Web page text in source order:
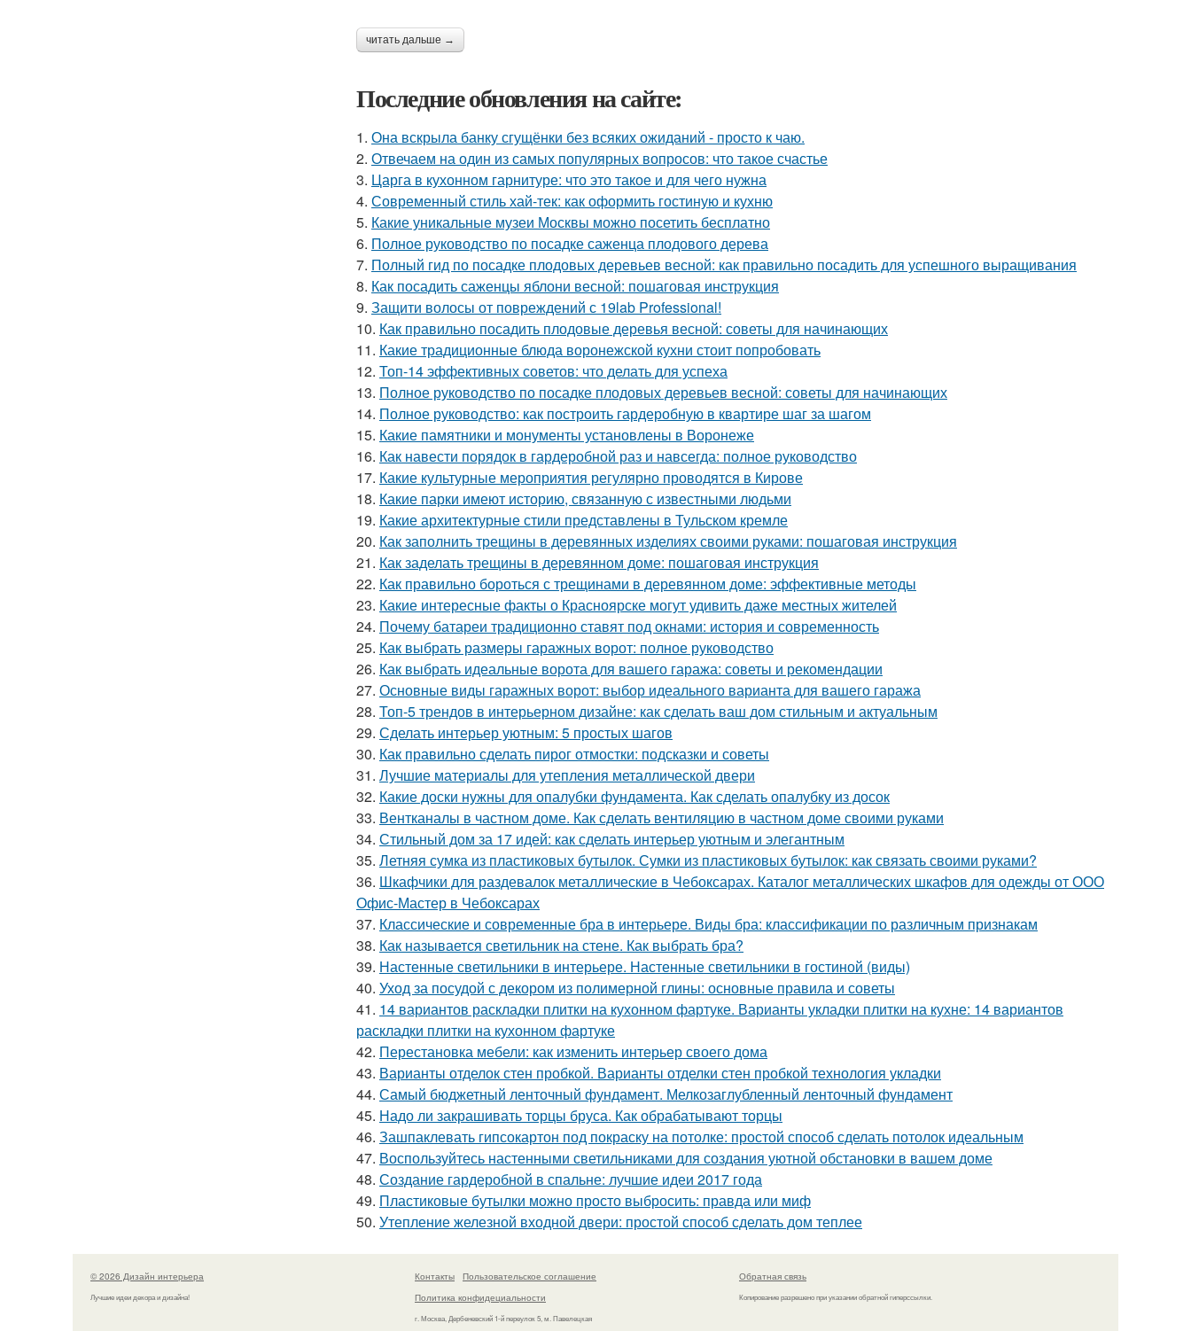
читать дальше →
Последние обновления на сайте:
1. Она вскрыла банку сгущёнки без всяких ожиданий - просто к чаю.
2. Отвечаем на один из самых популярных вопросов: что такое счастье
3. Царга в кухонном гарнитуре: что это такое и для чего нужна
4. Современный стиль хай-тек: как оформить гостиную и кухню
5. Какие уникальные музеи Москвы можно посетить бесплатно
6. Полное руководство по посадке саженца плодового дерева
7. Полный гид по посадке плодовых деревьев весной: как правильно посадить для успешного выращивания
8. Как посадить саженцы яблони весной: пошаговая инструкция
9. Защити волосы от повреждений с 19lab Professional!
10. Как правильно посадить плодовые деревья весной: советы для начинающих
11. Какие традиционные блюда воронежской кухни стоит попробовать
12. Топ-14 эффективных советов: что делать для успеха
13. Полное руководство по посадке плодовых деревьев весной: советы для начинающих
14. Полное руководство: как построить гардеробную в квартире шаг за шагом
15. Какие памятники и монументы установлены в Воронеже
16. Как навести порядок в гардеробной раз и навсегда: полное руководство
17. Какие культурные мероприятия регулярно проводятся в Кирове
18. Какие парки имеют историю, связанную с известными людьми
19. Какие архитектурные стили представлены в Тульском кремле
20. Как заполнить трещины в деревянных изделиях своими руками: пошаговая инструкция
21. Как заделать трещины в деревянном доме: пошаговая инструкция
22. Как правильно бороться с трещинами в деревянном доме: эффективные методы
23. Какие интересные факты о Красноярске могут удивить даже местных жителей
24. Почему батареи традиционно ставят под окнами: история и современность
25. Как выбрать размеры гаражных ворот: полное руководство
26. Как выбрать идеальные ворота для вашего гаража: советы и рекомендации
27. Основные виды гаражных ворот: выбор идеального варианта для вашего гаража
28. Топ-5 трендов в интерьерном дизайне: как сделать ваш дом стильным и актуальным
29. Сделать интерьер уютным: 5 простых шагов
30. Как правильно сделать пирог отмостки: подсказки и советы
31. Лучшие материалы для утепления металлической двери
32. Какие доски нужны для опалубки фундамента. Как сделать опалубку из досок
33. Вентканалы в частном доме. Как сделать вентиляцию в частном доме своими руками
34. Стильный дом за 17 идей: как сделать интерьер уютным и элегантным
35. Летняя сумка из пластиковых бутылок. Сумки из пластиковых бутылок: как связать своими руками?
36. Шкафчики для раздевалок металлические в Чебоксарах. Каталог металлических шкафов для одежды от ООО
Офис-Мастер в Чебоксарах
37. Классические и современные бра в интерьере. Виды бра: классификации по различным признакам
38. Как называется светильник на стене. Как выбрать бра?
39. Настенные светильники в интерьере. Настенные светильники в гостиной (виды)
40. Уход за посудой с декором из полимерной глины: основные правила и советы
41. 14 вариантов раскладки плитки на кухонном фартуке. Варианты укладки плитки на кухне: 14 вариантов
раскладки плитки на кухонном фартуке
42. Перестановка мебели: как изменить интерьер своего дома
43. Варианты отделок стен пробкой. Варианты отделки стен пробкой технология укладки
44. Самый бюджетный ленточный фундамент. Мелкозаглубленный ленточный фундамент
45. Надо ли закрашивать торцы бруса. Как обрабатывают торцы
46. Зашпаклевать гипсокартон под покраску на потолке: простой способ сделать потолок идеальным
47. Воспользуйтесь настенными светильниками для создания уютной обстановки в вашем доме
48. Создание гардеробной в спальне: лучшие идеи 2017 года
49. Пластиковые бутылки можно просто выбросить: правда или миф
50. Утепление железной входной двери: простой способ сделать дом теплее
© 2026 Дизайн интерьера
Лучшие идеи декора и дизайна!
Контакты
Пользовательское соглашение
Политика конфидециальности
г. Москва, Дербеневский 1-й переулок 5, м. Павелецкая
Обратная связь
Копирование разрешено при указании обратной гиперссылки.